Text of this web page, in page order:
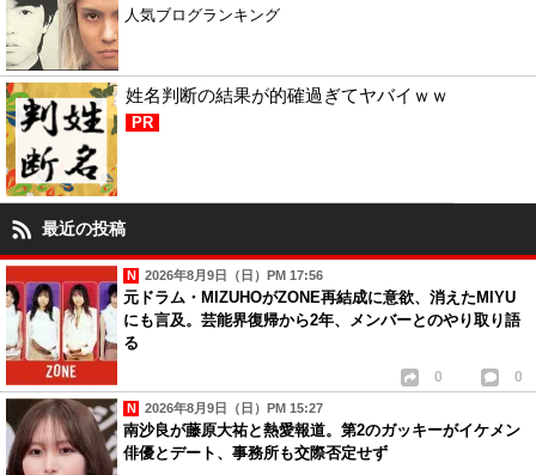
人気ブログランキング
姓名判断の結果が的確過ぎてヤバイｗｗ
PR
最近の投稿
2026年8月9日（日）PM 17:56
元ドラム・MIZUHOがZONE再結成に意欲、消えたMIYU
にも言及。芸能界復帰から2年、メンバーとのやり取り語
る
0 0
2026年8月9日（日）PM 15:27
南沙良が藤原大祐と熱愛報道。第2のガッキーがイケメン
俳優とデート、事務所も交際否定せず